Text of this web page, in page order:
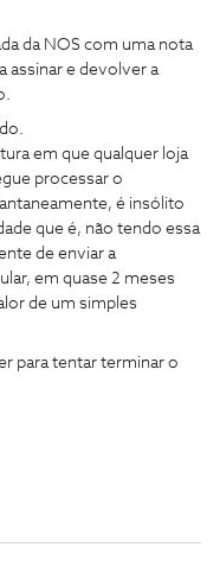
da NOS com uma nota
assinar e devolver a
em que qualquer loja
processar o
é insólito
que é, não tendo essa
de enviar a
em quase 2 meses
de um simples
para tentar terminar o